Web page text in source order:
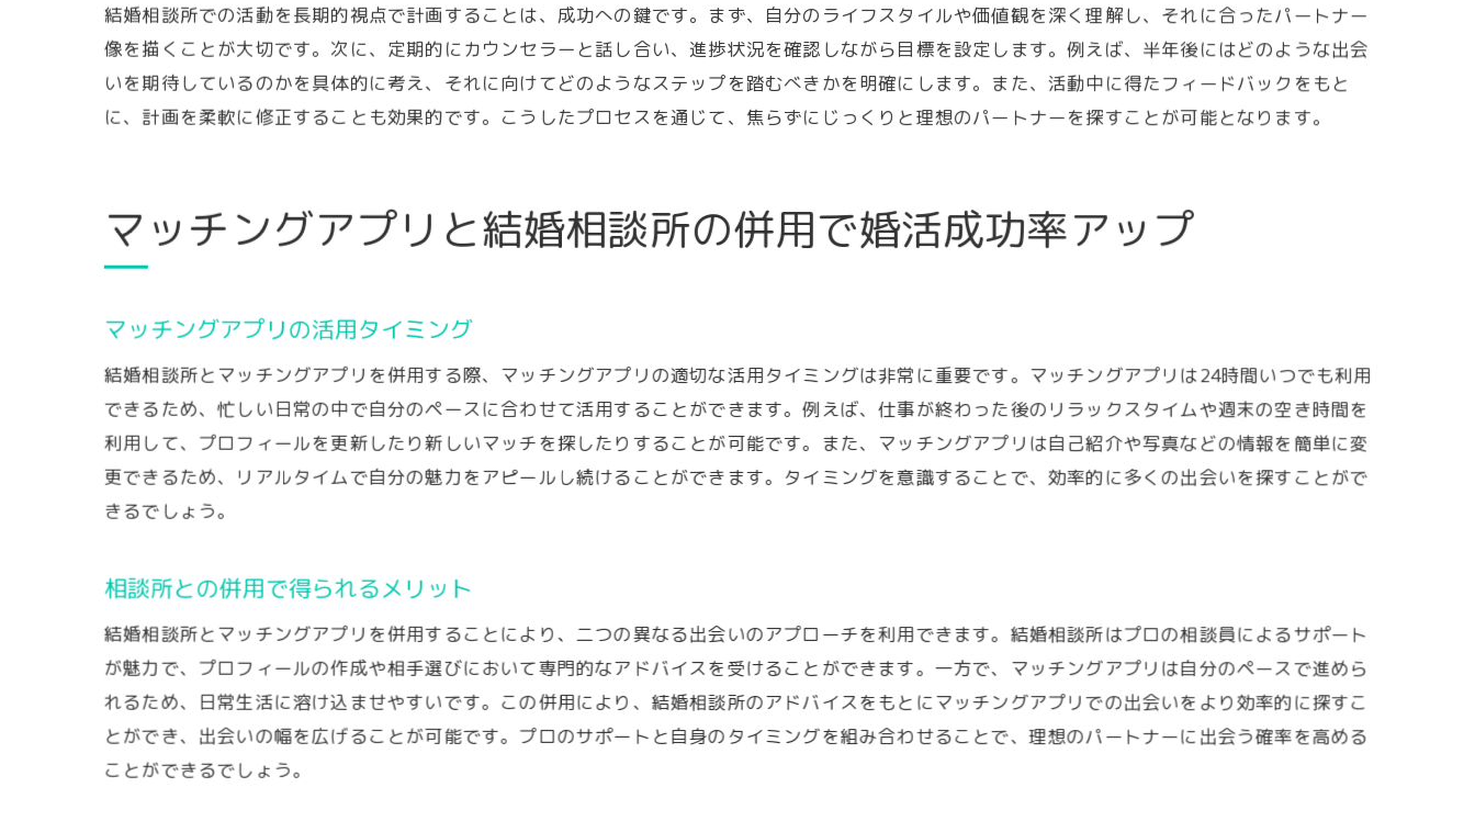
見極めるべき相談所の本質
マッチングアプリと結婚相談所の違いを徹底解説
それぞれの特徴と利点を比較
目的別に利用を分ける方法
異なる手段を組み合わせたアプローチ法
効果的なコミュニケーションで信頼を築く
出会いの場を広げるための行動計画
自分磨きと自己PRの重要性
結婚相談所での活動を長期的視点で計画することは、成功への鍵です。まず、自分のライフスタイルや価値観を深く理解し、それに合ったパートナー
像を描くことが大切です。次に、定期的にカウンセラーと話し合い、進捗状況を確認しながら目標を設定します。例えば、半年後にはどのような出会
いを期待しているのかを具体的に考え、それに向けてどのようなステップを踏むべきかを明確にします。また、活動中に得たフィードバックをもと
に、計画を柔軟に修正することも効果的です。こうしたプロセスを通じて、焦らずにじっくりと理想のパートナーを探すことが可能となります。
マッチングアプリと結婚相談所の併用で婚活成功率アップ
マッチングアプリの活用タイミング
結婚相談所とマッチングアプリを併用する際、マッチングアプリの適切な活用タイミングは非常に重要です。マッチングアプリは24時間いつでも利用
できるため、忙しい日常の中で自分のペースに合わせて活用することができます。例えば、仕事が終わった後のリラックスタイムや週末の空き時間を
利用して、プロフィールを更新したり新しいマッチを探したりすることが可能です。また、マッチングアプリは自己紹介や写真などの情報を簡単に変
更できるため、リアルタイムで自分の魅力をアピールし続けることができます。タイミングを意識することで、効率的に多くの出会いを探すことがで
きるでしょう。
相談所との併用で得られるメリット
結婚相談所とマッチングアプリを併用することにより、二つの異なる出会いのアプローチを利用できます。結婚相談所はプロの相談員によるサポート
が魅力で、プロフィールの作成や相手選びにおいて専門的なアドバイスを受けることができます。一方で、マッチングアプリは自分のペースで進めら
れるため、日常生活に溶け込ませやすいです。この併用により、結婚相談所のアドバイスをもとにマッチングアプリでの出会いをより効率的に探すこ
とができ、出会いの幅を広げることが可能です。プロのサポートと自身のタイミングを組み合わせることで、理想のパートナーに出会う確率を高める
ことができるでしょう。